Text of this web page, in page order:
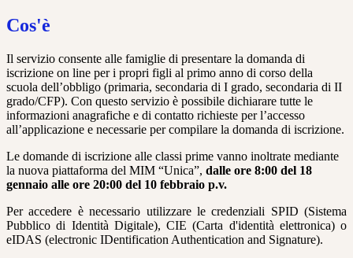
Cos'è
Il servizio consente alle famiglie di presentare la domanda di
iscrizione on line per i propri figli al primo anno di corso della
scuola dell’obbligo (primaria, secondaria di I grado, secondaria di II
grado/CFP). Con questo servizio è possibile dichiarare tutte le
informazioni anagrafiche e di contatto richieste per l’accesso
all’applicazione e necessarie per compilare la domanda di iscrizione.
Le domande di iscrizione alle classi prime vanno inoltrate mediante
la nuova piattaforma del MIM “Unica”, dalle ore 8:00 del 18
gennaio alle ore 20:00 del 10 febbraio p.v.
Per accedere è necessario utilizzare le credenziali SPID (Sistema
Pubblico di Identità Digitale), CIE (Carta d'identità elettronica) o
eIDAS (electronic IDentification Authentication and Signature).